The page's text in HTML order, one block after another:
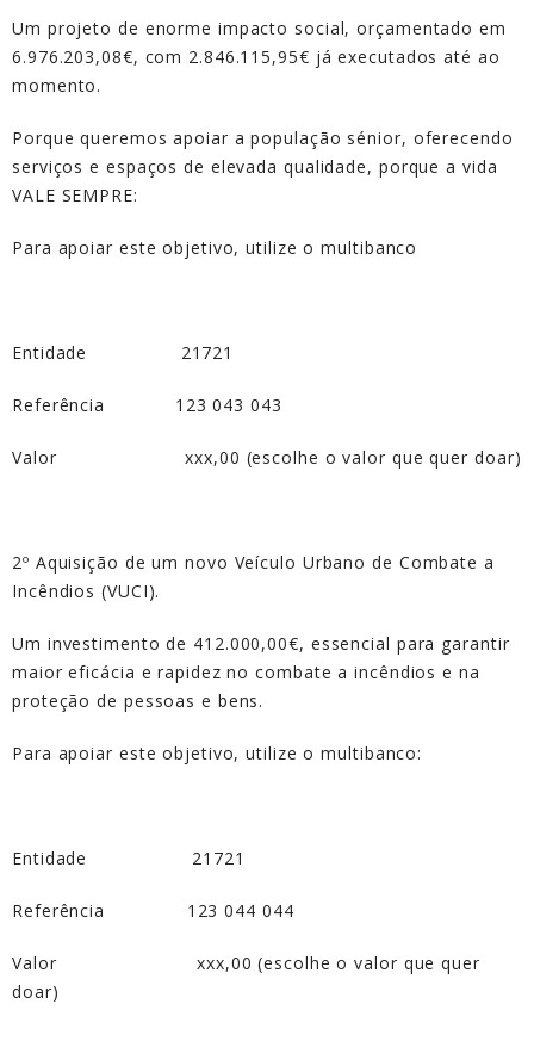
Um projeto de enorme impacto social, orçamentado em
6.976.203,08€, com 2.846.115,95€ já executados até ao
momento.
Porque queremos apoiar a população sénior, oferecendo
serviços e espaços de elevada qualidade, porque a vida
VALE SEMPRE:
Para apoiar este objetivo, utilize o multibanco
Entidade 21721
Referência 123 043 043
Valor xxx,00 (escolhe o valor que quer doar)
2º Aquisição de um novo Veículo Urbano de Combate a
Incêndios (VUCI).
Um investimento de 412.000,00€, essencial para garantir
maior eficácia e rapidez no combate a incêndios e na
proteção de pessoas e bens.
Para apoiar este objetivo, utilize o multibanco:
Entidade 21721
Referência 123 044 044
Valor xxx,00 (escolhe o valor que quer
doar)